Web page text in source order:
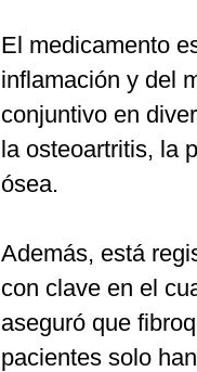
El medicamento
inflamación y del
conjuntivo en
la osteoartritis, la
ósea.
Además, está
con clave en el
aseguró que
pacientes solo